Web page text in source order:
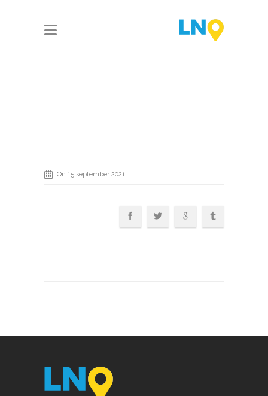
On 15 september 2021